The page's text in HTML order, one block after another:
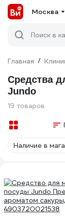
Москва
Поиск в
Главная /
Средства
Jundo
19 товаров
Наличие в